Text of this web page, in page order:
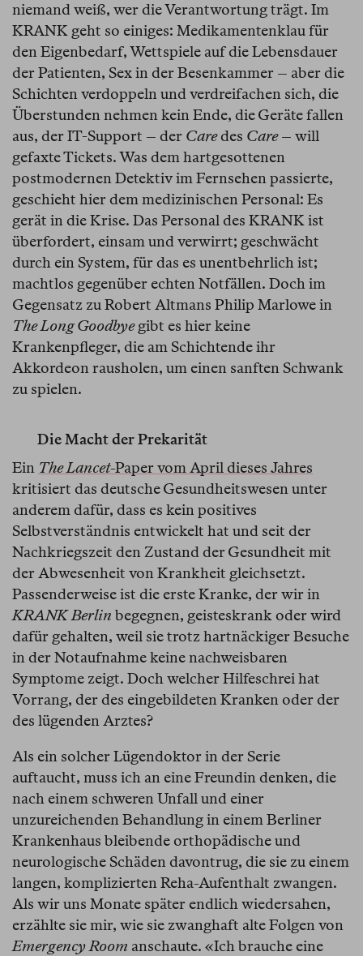
niemand weiß, wer die Verantwortung trägt. Im
KRANK geht so einiges: Medikamentenklau für
den Eigenbedarf, Wettspiele auf die Lebensdauer
der Patienten, Sex in der Besenkammer – aber die
Schichten verdoppeln und verdreifachen sich, die
Überstunden nehmen kein Ende, die Geräte fallen
aus, der IT-Support – der Caredes Care– will
gefaxte Tickets. Was dem hartgesottenen
postmodernen Detektiv im Fernsehen passierte,
geschieht hier dem medizinischen Personal: Es
gerät in die Krise. Das Personal des KRANKist
überfordert, einsam und verwirrt; geschwächt
durch ein System, für das es unentbehrlich ist;
machtlos gegenüber echten Notfällen. Doch im
Gegensatz zu Robert Altmans Philip Marlowe in
The Long Goodbyegibt es hier keine
Krankenpfleger, die am Schichtende ihr
Akkordeon rausholen, um einen sanften Schwank
zu spielen.
Die Macht der Prekarität
Ein The Lancet-Papervom April dieses Jahres
kritisiert das deutsche Gesundheitswesen unter
anderem dafür, dass es kein positives
Selbstverständnis entwickelt hat und seit der
Nachkriegszeit den Zustand der Gesundheit mit
der Abwesenheit von Krankheit gleichsetzt.
Passenderweise ist die erste Kranke, der wir in
KRANK Berlin begegnen, geisteskrank oder wird
dafür gehalten, weil sie trotz hartnäckiger Besuche
in der Notaufnahme keine nachweisbaren
Symptome zeigt. Doch welcher Hilfeschrei hat
Vorrang, der des eingebildeten Kranken oder der
des lügenden Arztes?
Als ein solcher Lügendoktor in der Serie
auftaucht, muss ich an eine Freundin denken, die
nach einem schweren Unfall und einer
unzureichenden Behandlung in einem Berliner
Krankenhaus bleibende orthopädische und
neurologische Schäden davontrug, die sie zu einem
langen, komplizierten Reha-Aufenthalt zwangen.
Als wir uns Monate später endlich wiedersahen,
erzählte sie mir, wie sie zwanghaft alte Folgen von
Emergency Room anschaute. «Ich brauche eine